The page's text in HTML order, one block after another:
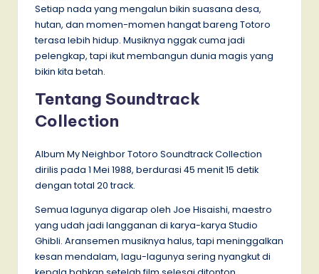
Setiap nada yang mengalun bikin suasana desa,
hutan, dan momen-momen hangat bareng Totoro
terasa lebih hidup. Musiknya nggak cuma jadi
pelengkap, tapi ikut membangun dunia magis yang
bikin kita betah.
Tentang Soundtrack
Collection
Album My Neighbor Totoro Soundtrack Collection
dirilis pada 1 Mei 1988, berdurasi 45 menit 15 detik
dengan total 20 track.
Semua lagunya digarap oleh Joe Hisaishi, maestro
yang udah jadi langganan di karya-karya Studio
Ghibli. Aransemen musiknya halus, tapi meninggalkan
kesan mendalam, lagu-lagunya sering nyangkut di